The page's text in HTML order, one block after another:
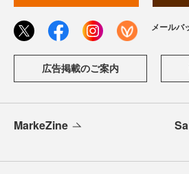
メールバ
広告掲載のご案内
MarkeZine